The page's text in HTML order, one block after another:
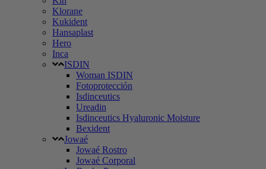
Klorane
Kukident
Hansaplast
Hero
Inca
ISDIN
Woman ISDIN
Fotoprotección
Isdinceutics
Ureadin
Isdinceutics Hyaluronic Moisture
Bexident
Jowaé
Jowaé Rostro
Jowaé Corporal